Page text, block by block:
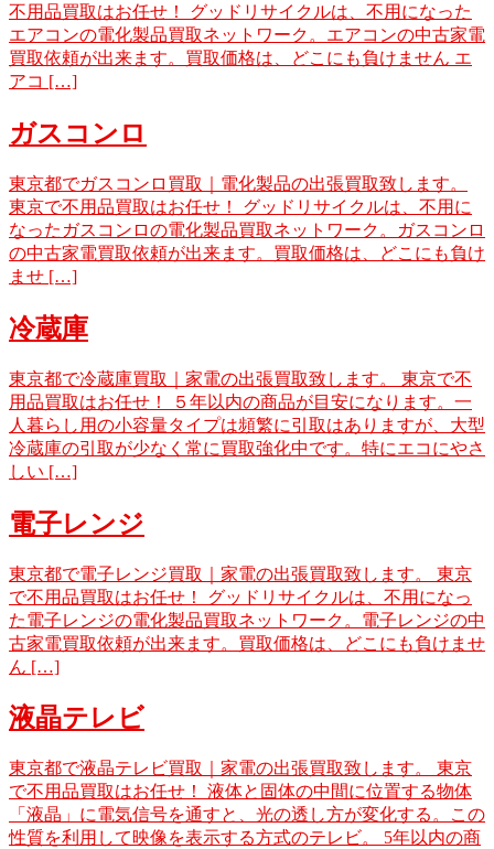
不用品買取はお任せ！ グッドリサイクルは、不用になった
エアコンの電化製品買取ネットワーク。エアコンの中古家電
買取依頼が出来ます。買取価格は、どこにも負けません エ
アコ […]
ガスコンロ
東京都でガスコンロ買取｜電化製品の出張買取致します。
東京で不用品買取はお任せ！ グッドリサイクルは、不用に
なったガスコンロの電化製品買取ネットワーク。ガスコンロ
の中古家電買取依頼が出来ます。買取価格は、どこにも負け
ませ […]
冷蔵庫
東京都で冷蔵庫買取｜家電の出張買取致します。 東京で不
用品買取はお任せ！ ５年以内の商品が目安になります。一
人暮らし用の小容量タイプは頻繁に引取はありますが、大型
冷蔵庫の引取が少なく常に買取強化中です。特にエコにやさ
しい […]
電子レンジ
東京都で電子レンジ買取｜家電の出張買取致します。 東京
で不用品買取はお任せ！ グッドリサイクルは、不用になっ
た電子レンジの電化製品買取ネットワーク。電子レンジの中
古家電買取依頼が出来ます。買取価格は、どこにも負けませ
ん […]
液晶テレビ
東京都で液晶テレビ買取｜家電の出張買取致します。 東京
で不用品買取はお任せ！ 液体と固体の中間に位置する物体
「液晶」に電気信号を通すと、光の透し方が変化する。この
性質を利用して映像を表示する方式のテレビ。 5年以内の商